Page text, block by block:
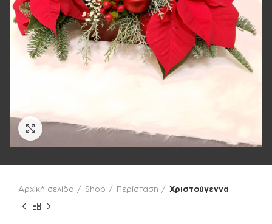
Click to enlarge
Αρχική σελίδα Shop Περίσταση Χριστούγεννα